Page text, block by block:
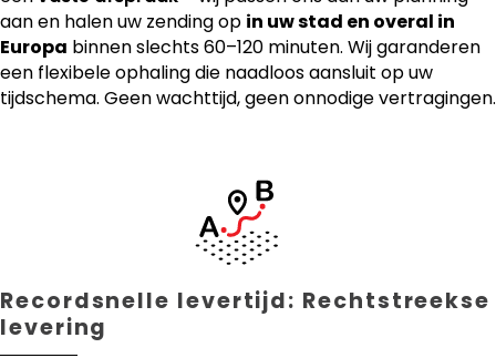
aan en halen uw zending op in uw stad en overal in
Europa binnen slechts 60–120 minuten. Wij garanderen
een flexibele ophaling die naadloos aansluit op uw
tijdschema. Geen wachttijd, geen onnodige vertragingen.
Recordsnelle levertijd: Rechtstreekse
levering